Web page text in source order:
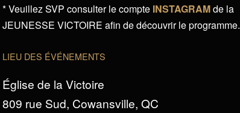
* Veuillez SVP consulter le compte INSTAGRAMde la
JEUNESSE VICTOIRE afin de découvrir le programme.
LIEU DES ÉVÉNEMENTS
Église de la Victoire
809 rue Sud, Cowansville, QC